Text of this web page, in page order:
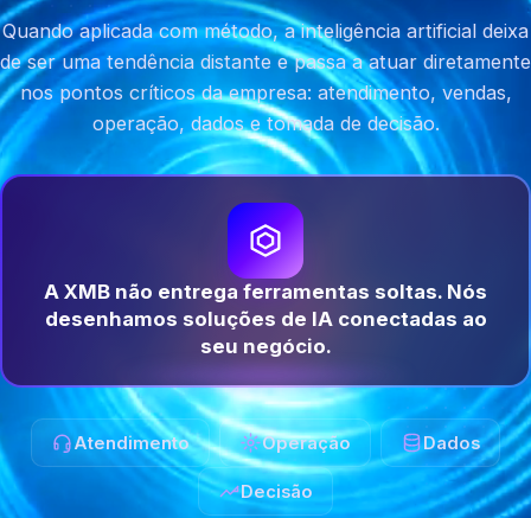
Quando aplicada com método, a inteligência artificial deixa
de ser uma tendência distante e passa a atuar diretamente
nos pontos críticos da empresa: atendimento, vendas,
operação, dados e tomada de decisão.
A XMB não entrega ferramentas soltas. Nós
desenhamos soluções de IA conectadas ao
seu negócio.
Atendimento Operação Dados
Decisão